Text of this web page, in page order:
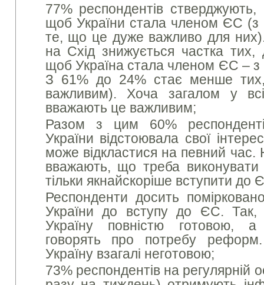
77% респондентів
щоб України стала членом ЄС (з
те, що це дуже важливо для
на Схід знижується частка
щоб Україна стала членом ЄС –
З 61% до 24% стає менше
важливим). Хоча загалом у
вважають це важливим;
Разом з цим 60%
України відстоювала свої
може відкластися на певний
вважають, що треба
тільки якнайскоріше вступити до
Респонденти досить
України до вступу до ЄС.
Україну повністю готовою,
говорять про потребу
Україну взагалі неготовою;
73% респондентів на регулярній